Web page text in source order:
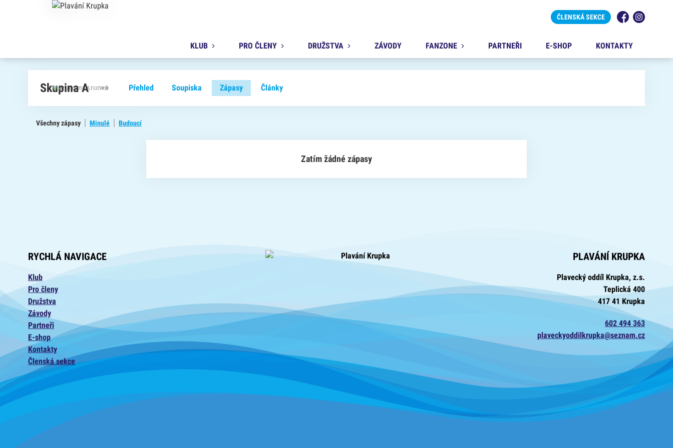
ČLENSKÁ SEKCE
FacebookInstagram
KLUB PRO ČLENY DRUŽSTVA ZÁVODY FANZONE PARTNEŘI E-SHOP KONTAKTY
Skupina A Přehled Soupiska Zápasy Články
Všechny zápasy Minulé Budoucí
Zatím žádné zápasy
RYCHLÁ NAVIGACE
Klub
Pro členy
Družstva
Závody
Partneři
E-shop
Kontakty
Členská sekce
PLAVÁNÍ KRUPKA
Plavecký oddíl Krupka, z.s.
Teplická 400
417 41 Krupka
602 494 363
plaveckyoddilkrupka@seznam.cz